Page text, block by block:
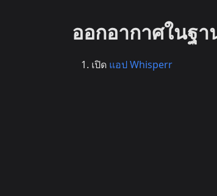
ออกอากาศในฐ
เปิด แอป Whisperr